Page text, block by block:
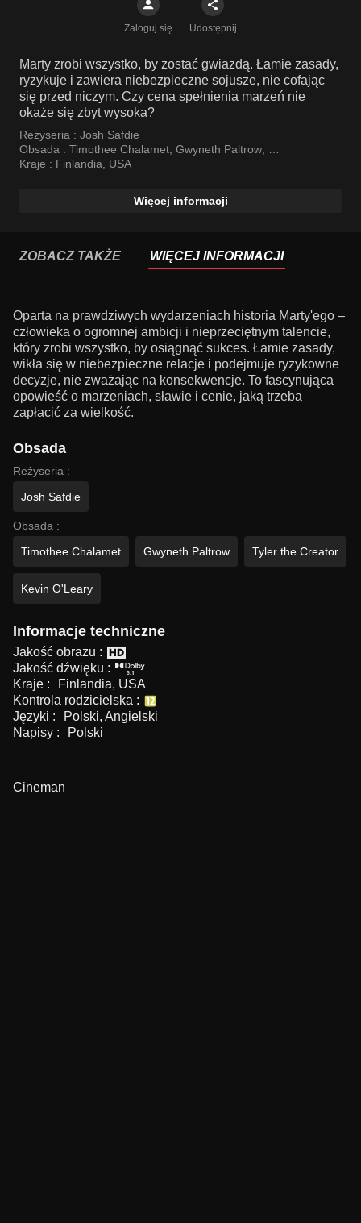
Zaloguj się Udostępnij
Marty zrobi wszystko, by zostać gwiazdą. Łamie zasady,
ryzykuje i zawiera niebezpieczne sojusze, nie cofając
się przed niczym. Czy cena spełnienia marzeń nie
okaże się zbyt wysoka?
Reżyseria : Josh Safdie
Obsada : Timothee Chalamet, Gwyneth Paltrow,
Tyler the Creator
Kraje : Finlandia, USA
Więcej informacji
ZOBACZ TAKŻE WIĘCEJ INFORMACJI
Oparta na prawdziwych wydarzeniach historia Marty'ego –
człowieka o ogromnej ambicji i nieprzeciętnym talencie,
który zrobi wszystko, by osiągnąć sukces. Łamie zasady,
wikła się w niebezpieczne relacje i podejmuje ryzykowne
decyzje, nie zważając na konsekwencje. To fascynująca
opowieść o marzeniach, sławie i cenie, jaką trzeba
zapłacić za wielkość.
Obsada
Reżyseria :
Josh Safdie
Obsada :
Timothee Chalamet
Gwyneth Paltrow Tyler the Creator
Kevin O'Leary
Informacje techniczne
Jakość obrazu :
Jakość dźwięku :
Kraje :
Finlandia, USA
Kontrola rodzicielska :
Języki :
Polski, Angielski
Napisy :
Polski
Cineman